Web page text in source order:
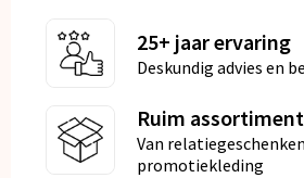
25+ jaar ervaring
Deskundig advies en
Ruim assortiment
Van
promotiekleding